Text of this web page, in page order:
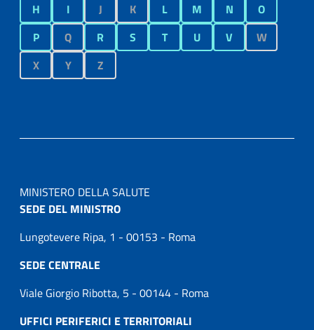
H
I J K L M N
O
P
Q R S T U V
W
X
Y Z
MINISTERO DELLA SALUTE
SEDE DEL MINISTRO
Lungotevere Ripa, 1 - 00153 - Roma
SEDE CENTRALE
Viale Giorgio Ribotta, 5 - 00144 - Roma
UFFICI PERIFERICI E TERRITORIALI